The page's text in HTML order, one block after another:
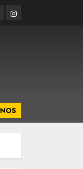
Instagram